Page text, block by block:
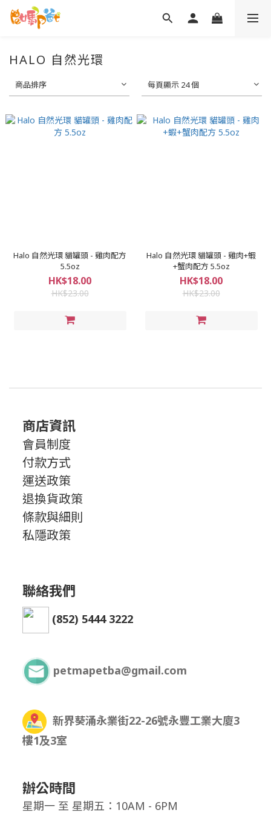
HALO 自然光環
商品排序 每頁顯示 24 個
Halo 自然光環 貓罐頭 - 雞肉配方
5.5oz
HK$18.00
HK$23.00
Halo 自然光環 貓罐頭 - 雞肉+蝦
+蟹肉配方 5.5oz
HK$18.00
HK$23.00
商店資訊
會員制度
付款方式
運送政策
退換貨政策
條款與細則
私隱政策
聯絡我們
(852) 5444 3222
petmapetba@gmail.com
新界葵涌永業街22-26號永豐工業大廈3
樓1及3室
辦公時間
星期一 至 星期五：10AM - 6PM